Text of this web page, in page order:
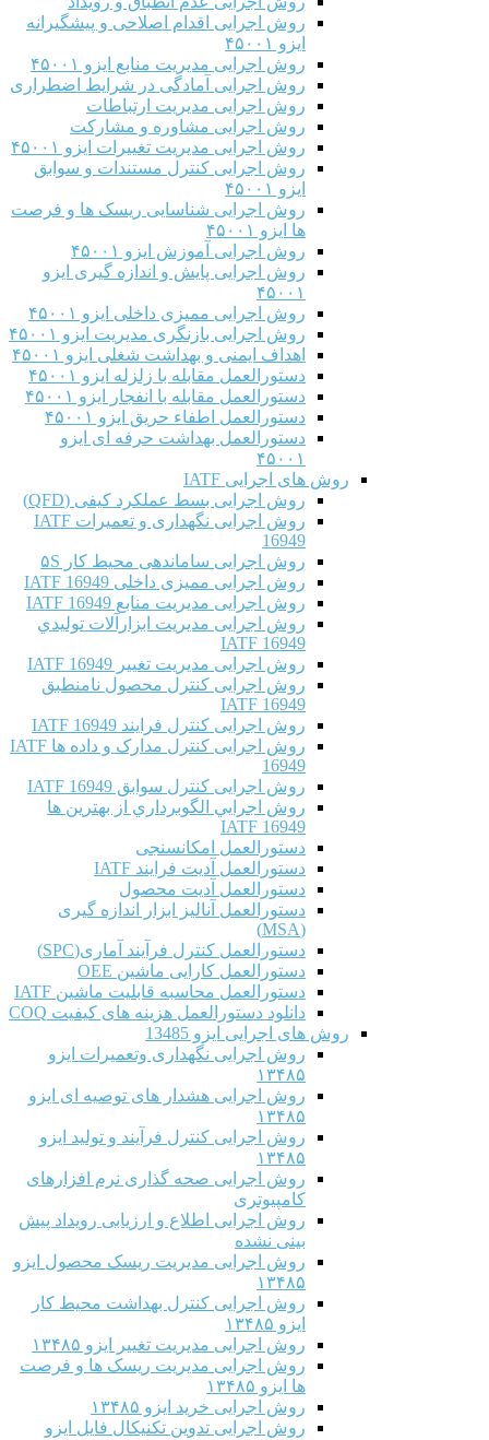
روش اجرایی اقدام اصلاحی و پیشگیرانه
ایزو ۴۵۰۰۱
روش اجرایی مدیریت منابع ایزو ۴۵۰۰۱
روش اجرایی آمادگی در شرایط اضطراری
روش اجرایی مدیریت ارتباطات
روش اجرایی مشاوره و مشارکت
روش اجرایی مدیریت تغییرات ایزو ۴۵۰۰۱
روش اجرایی کنترل مستندات و سوابق
ایزو ۴۵۰۰۱
روش اجرایی شناسایی ریسک ها و فرصت
ها ایزو ۴۵۰۰۱
روش اجرایی آموزش ایزو ۴۵۰۰۱
روش اجرایی پایش و اندازه گیری ایزو
۴۵۰۰۱
روش اجرایی ممیزی داخلی ایزو ۴۵۰۰۱
روش اجرایی بازنگری مدیریت ایزو ۴۵۰۰۱
اهداف ایمنی و بهداشت شغلی ایزو ۴۵۰۰۱
دستورالعمل مقابله با زلزله ایزو ۴۵۰۰۱
دستورالعمل مقابله با انفجار ایزو ۴۵۰۰۱
دستورالعمل اطفاء حریق ایزو ۴۵۰۰۱
دستورالعمل بهداشت حرفه ای ایزو
۴۵۰۰۱
روش های اجرایی IATF
روش اجرایی بسط عملکرد کیفی (QFD)
روش اجرایی نگهداری و تعمیرات IATF
16949
روش اجرایی ساماندهی محیط کار ۵S
روش اجرایی ممیزی داخلی IATF 16949
روش اجرایی مدیریت منابع IATF 16949
روش اجرایی مديريت ابزارآلات توليدي
IATF 16949
روش اجرایی مدیریت تغییر IATF 16949
روش اجرایی کنترل محصول نامنطبق
IATF 16949
روش اجرایی کنترل فرایند IATF 16949
روش اجرایی کنترل مدارک و داده ها IATF
16949
روش اجرایی کنترل سوابق IATF 16949
روش اجرايي الگوبرداري از بهترين ها
IATF 16949
دستورالعمل امکانسنجی
دستورالعمل آدیت فرایند IATF
دستورالعمل آدیت محصول
دستورالعمل آنالیز ابزار اندازه گیری
(MSA)
دستورالعمل کنترل فرآیند آماری(SPC)
دستورالعمل کارایی ماشین OEE
دستورالعمل محاسبه قابلیت ماشین IATF
دانلود دستورالعمل هزینه های کیفیت COQ
روش های اجرایی ایزو 13485
روش اجرایی نگهداری وتعمیرات ایزو
۱۳۴۸۵
روش اجرایی هشدار های توصیه ای ایزو
۱۳۴۸۵
روش اجرایی کنترل فرآیند و تولید ایزو
۱۳۴۸۵
روش اجرایی صحه گذاری نرم افزارهای
کامپیوتری
روش اجرایی اطلاع و ارزیابی رویداد پیش
بینی نشده
روش اجرایی مدیریت ریسک محصول ایزو
۱۳۴۸۵
روش اجرایی کنترل بهداشت محیط کار
ایزو ۱۳۴۸۵
روش اجرایی مدیریت تغییر ایزو ۱۳۴۸۵
روش اجرایی مدیریت ریسک ها و فرصت
ها ایزو ۱۳۴۸۵
روش اجرایی خرید ایزو ۱۳۴۸۵
روش اجرایی تدوین تکنیکال فایل ایزو